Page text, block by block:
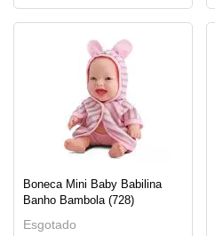
Boneca Mini Baby Babilina
Banho Bambola (728)
Esgotado